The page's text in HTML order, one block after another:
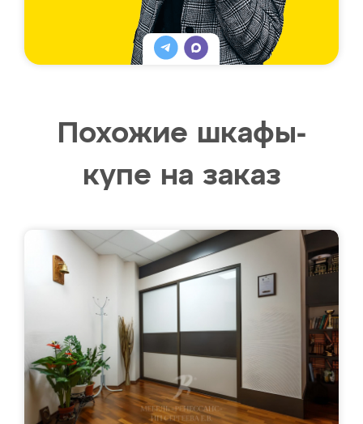
Похожие шкафы-
купе на заказ